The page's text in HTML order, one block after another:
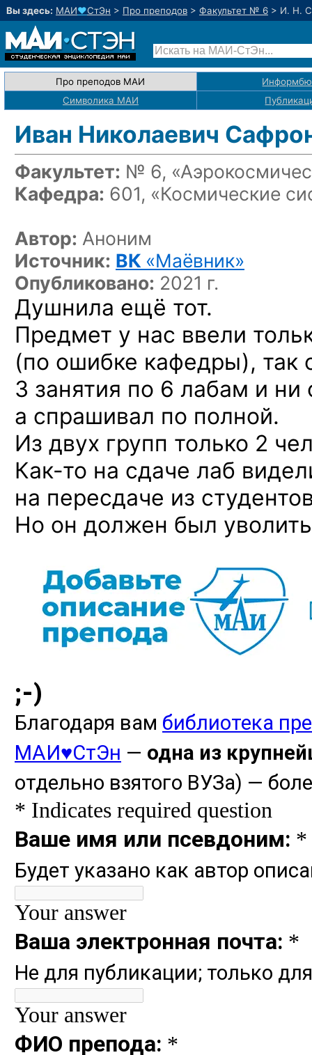
Вы здесь: МАИ♥СтЭн > Про преподов > Факультет № 6 > И. Н.
Про преподов МАИ
Символика МАИ
Иван Николаевич
Факультет: № 6,
Кафедра: 601, «Космические
Автор: Аноним
Источник: ВК «Маёвник»
Опубликовано: 2021 г.
Душнила ещё тот.
Предмет у нас ввели
(по ошибке кафедры), так
3 занятия по 6 лабам и ни
а спрашивал по полной.
Из двух групп только 2
Как-то на сдаче лаб
на пересдаче из
Но он должен был